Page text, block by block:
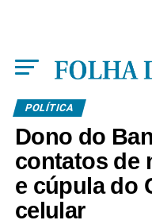
POLÍTICA
Dono do
contatos de
e cúpula do
celular